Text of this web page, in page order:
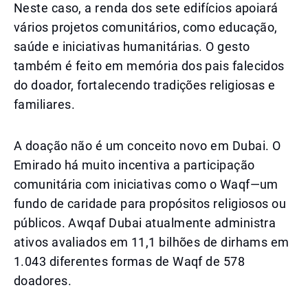
Neste caso, a renda dos sete edifícios apoiará
vários projetos comunitários, como educação,
saúde e iniciativas humanitárias. O gesto
também é feito em memória dos pais falecidos
do doador, fortalecendo tradições religiosas e
familiares.
A doação não é um conceito novo em Dubai. O
Emirado há muito incentiva a participação
comunitária com iniciativas como o Waqf—um
fundo de caridade para propósitos religiosos ou
públicos. Awqaf Dubai atualmente administra
ativos avaliados em 11,1 bilhões de dirhams em
1.043 diferentes formas de Waqf de 578
doadores.